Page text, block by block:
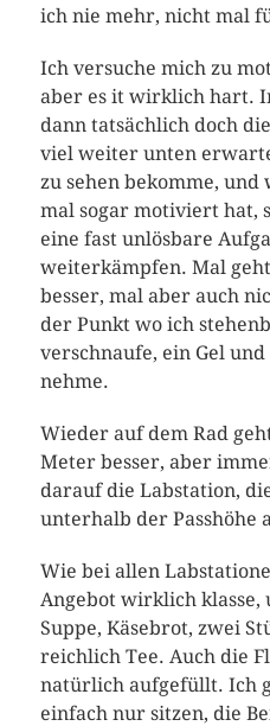
ich nie mehr, nicht mal
Ich versuche mich zu
aber es it wirklich hart.
dann tatsächlich doch
viel weiter unten
zu sehen bekomme,
mal sogar motiviert hat,
eine fast unlösbare
weiterkämpfen. Mal
besser, mal aber auch
der Punkt wo ich
verschnaufe, ein Gel
nehme.
Wieder auf dem Rad
Meter besser, aber
darauf die Labstation,
unterhalb der Passhöhe
Wie bei allen
Angebot wirklich klasse,
Suppe, Käsebrot, zwei
reichlich Tee. Auch die
natürlich aufgefüllt. Ich
einfach nur sitzen, die